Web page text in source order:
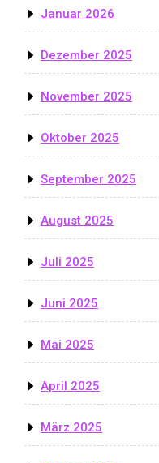
Januar 2026
Dezember 2025
November 2025
Oktober 2025
September 2025
August 2025
Juli 2025
Juni 2025
Mai 2025
April 2025
März 2025